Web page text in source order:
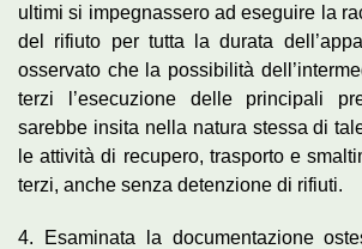
ultimi si impegnassero ad eseguire la
del rifiuto per tutta la durata
osservato che la possibilità
terzi l’esecuzione delle principali
sarebbe insita nella natura stessa di
le attività di recupero, trasporto e
terzi, anche senza detenzione di rifiuti.
4. Esaminata la documentazione